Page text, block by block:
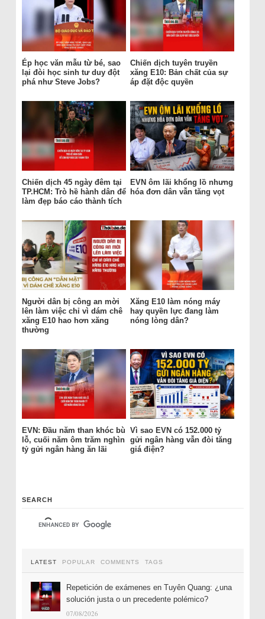
Ép học văn mẫu từ bé, sao
lại đòi học sinh tư duy đột
phá như Steve Jobs?
Chiến dịch tuyên truyền
xăng E10: Bản chất của sự
áp đặt độc quyền
Chiến dịch 45 ngày đêm tại
TP.HCM: Trò hề hành dân để
làm đẹp báo cáo thành tích
EVN ôm lãi khổng lồ nhưng
hóa đơn dân vẫn tăng vọt
Người dân bị công an mời
lên làm việc chỉ vì dám chê
xăng E10 hao hơn xăng
thường
Xăng E10 làm nóng máy
hay quyền lực đang làm
nóng lòng dân?
EVN: Đầu năm than khóc bù
lỗ, cuối năm ôm trăm nghìn
tỷ gửi ngân hàng ăn lãi
Vì sao EVN có 152.000 tỷ
gửi ngân hàng vẫn đòi tăng
giá điện?
SEARCH
LATEST POPULAR COMMENTS TAGS
Repetición de exámenes en Tuyên Quang: ¿una
solución justa o un precedente polémico?
07/08/2026